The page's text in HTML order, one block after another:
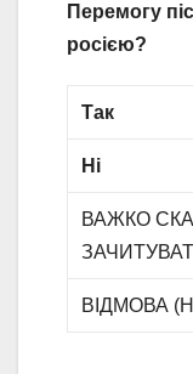
Перемогу
росією?
Так
Ні
ВАЖКО
ВІДМОВА